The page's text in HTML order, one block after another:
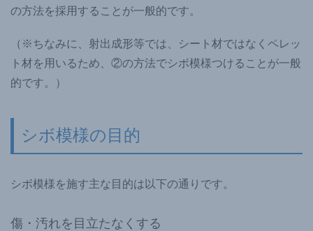
の方法を採用することが一般的です。
（※ちなみに、射出成形等では、シート材ではなくペレッ
ト材を用いるため、②の方法でシボ模様つけることが一般
的です。）
シボ模様の目的
シボ模様を施す主な目的は以下の通りです。
傷・汚れを目立たなくする